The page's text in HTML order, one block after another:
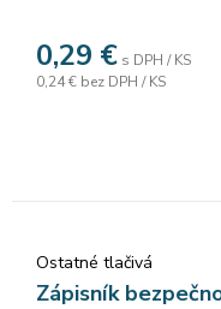
0,29 € s DPH / KS
0,24 € bez DPH / KS
Ostatné tlačivá
Zápisník